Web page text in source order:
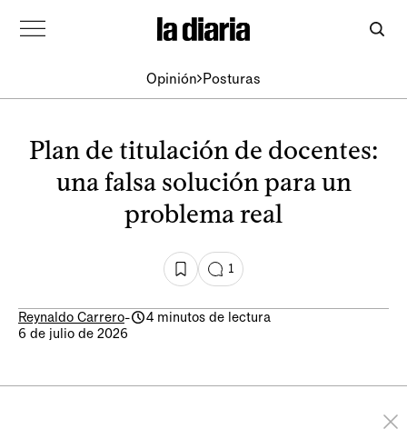
Opinión Posturas
Plan de titulación de docentes:
una falsa solución para un
problema real
1
Reynaldo Carrero-
4 minutos de lectura
6 de julio de 2026